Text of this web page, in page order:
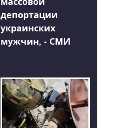
депортации
украинских
мужчин, - СМИ